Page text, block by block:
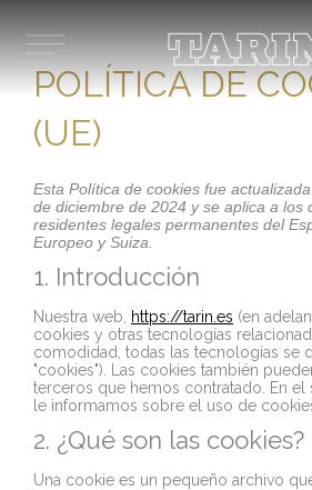
contenido
POLÍTICA DE
(UE)
Esta Política de cookies fue
de diciembre de 2024 y se aplica a los
residentes legales permanentes del
Europeo y Suiza.
1. Introducción
Nuestra web, https://tarin.es (en
cookies y otras tecnologías
comodidad, todas las tecnologías se
"cookies"). Las cookies también
terceros que hemos contratado. En
le informamos sobre el uso de
2. ¿Qué son las cookies?
Una cookie es un pequeño archivo